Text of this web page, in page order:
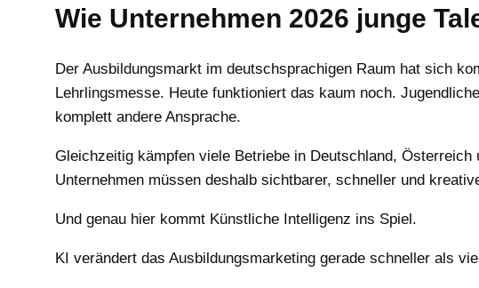
Wie Unternehmen 2026 junge
Der Ausbildungsmarkt im deutschsprachigen Raum hat sich
Lehrlingsmesse. Heute funktioniert das kaum noch.
komplett andere Ansprache.
Gleichzeitig kämpfen viele Betriebe in Deutschland,
Unternehmen müssen deshalb sichtbarer, schneller und
Und genau hier kommt Künstliche Intelligenz ins Spiel.
KI verändert das Ausbildungsmarketing gerade schneller als